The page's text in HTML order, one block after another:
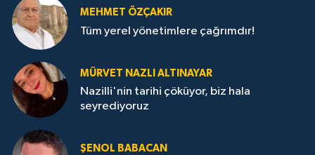
MEHMET ÖZÇAKIR
Tüm yerel yönetimlere çağrımdır!
MÜRVET NAZLI ALTINAYAR
Nazilli'nin tarihi çöküyor, biz hala
seyrediyoruz
ŞENOL BABACAN